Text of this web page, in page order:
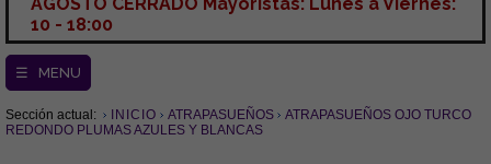
10 - 18:00
☰ MENU
Sección actual: INICIO ATRAPASUEÑOS
ATRAPASUEÑOS OJO TURCO
REDONDO PLUMAS AZULES Y BLANCAS